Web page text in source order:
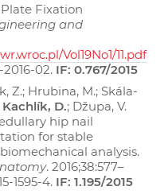
Fixation
and
Vol19No1/11.pdf
02. IF: 0.767/2015
Z.; Hrubina, M.; Skála-
Kachlík, D.; Džupa, V.
hip nail
for stable
analysis.
. 2016;38:577–
1595-4. IF: 1.195/2015